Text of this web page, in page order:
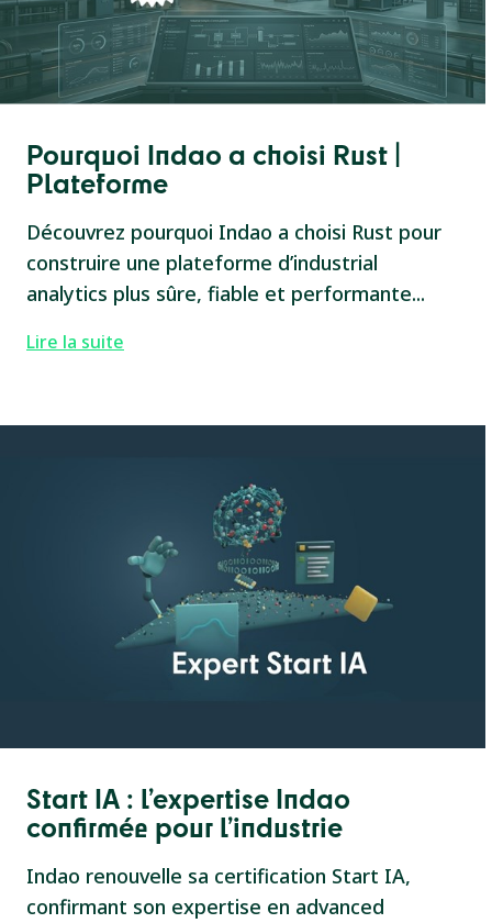
Pourquoi Indao a choisi Rust |
Plateforme
Découvrez pourquoi Indao a choisi Rust pour
construire une plateforme d’industrial
analytics plus sûre, fiable et performante...
Lire la suite
Start IA : l’expertise Indao
confirmée pour l’industrie
Indao renouvelle sa certification Start IA,
confirmant son expertise en advanced